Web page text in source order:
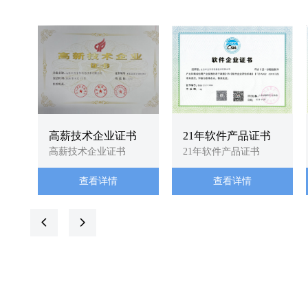
高薪技术企业证书
高薪技术企业证书
查看详情
21年软件产品证书
21年软件产品证书
查看详情
넳 넲